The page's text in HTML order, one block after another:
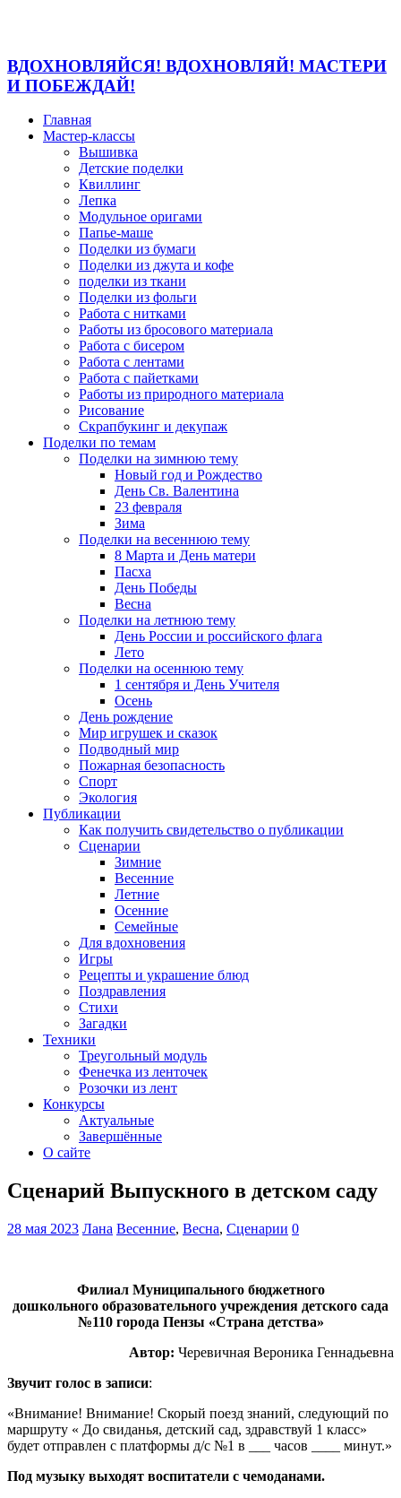
ВДОХНОВЛЯЙСЯ! ВДОХНОВЛЯЙ! МАСТЕРИ
И ПОБЕЖДАЙ!
Главная
Мастер-классы
Вышивка
Детские поделки
Квиллинг
Лепка
Модульное оригами
Папье-маше
Поделки из бумаги
Поделки из джута и кофе
поделки из ткани
Поделки из фольги
Работа с нитками
Работы из бросового материала
Работа с бисером
Работа с лентами
Работа с пайетками
Работы из природного материала
Рисование
Скрапбукинг и декупаж
Поделки по темам
Поделки на зимнюю тему
Новый год и Рождество
День Св. Валентина
23 февраля
Зима
Поделки на весеннюю тему
8 Марта и День матери
Пасха
День Победы
Весна
Поделки на летнюю тему
День России и российского флага
Лето
Поделки на осеннюю тему
1 сентября и День Учителя
Осень
День рождение
Мир игрушек и сказок
Подводный мир
Пожарная безопасность
Спорт
Экология
Публикации
Как получить свидетельство о публикации
Сценарии
Зимние
Весенние
Летние
Осенние
Семейные
Для вдохновения
Игры
Рецепты и украшение блюд
Поздравления
Стихи
Загадки
Техники
Треугольный модуль
Фенечка из ленточек
Розочки из лент
Конкурсы
Актуальные
Завершённые
О сайте
Сценарий Выпускного в детском саду
28 мая 2023 Лана Весенние, Весна, Сценарии 0
Филиал Муниципального бюджетного
дошкольного образовательного учреждения детского сада
№110 города Пензы «Страна детства»
Автор: Черевичная Вероника Геннадьевна
Звучит голос в записи:
«Внимание! Внимание! Скорый поезд знаний, следующий по
маршруту « До свиданья, детский сад, здравствуй 1 класс»
будет отправлен с платформы д/с №1 в ___ часов ____ минут.»
Под музыку выходят воспитатели с чемоданами.